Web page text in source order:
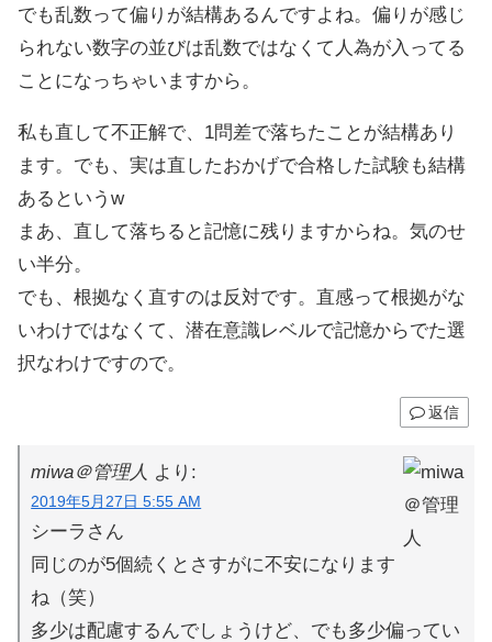
でも乱数って偏りが結構あるんですよね。偏りが感じ
られない数字の並びは乱数ではなくて人為が入ってる
ことになっちゃいますから。
私も直して不正解で、1問差で落ちたことが結構あり
ます。でも、実は直したおかげで合格した試験も結構
あるというw
まあ、直して落ちると記憶に残りますからね。気のせ
い半分。
でも、根拠なく直すのは反対です。直感って根拠がな
いわけではなくて、潜在意識レベルで記憶からでた選
択なわけですので。
返信
miwa＠管理人 より:
2019年5月27日 5:55 AM
シーラさん
同じのが5個続くとさすがに不安になります
ね（笑）
多少は配慮するんでしょうけど、でも多少偏ってい